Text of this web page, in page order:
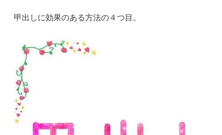
甲出しに効果のある方法の４つ目。